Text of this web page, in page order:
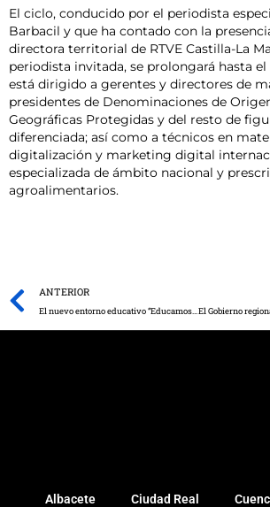
El ciclo, conducido por el periodista
Barbacil y que ha contado con la
directora territorial de RTVE Castilla-La
periodista invitada, se prolongará hasta el
está dirigido a gerentes y directores de
presidentes de Denominaciones de
Geográficas Protegidas y del resto de
diferenciada; así como a técnicos en
digitalización y marketing digital
especializada de ámbito nacional y
agroalimentarios.
Prev
ANTERIOR
El nuevo entorno educativo “EducamosCLM” cuenta con 858 participantes en la provincia de Albacete
Albacete Ciudad Real